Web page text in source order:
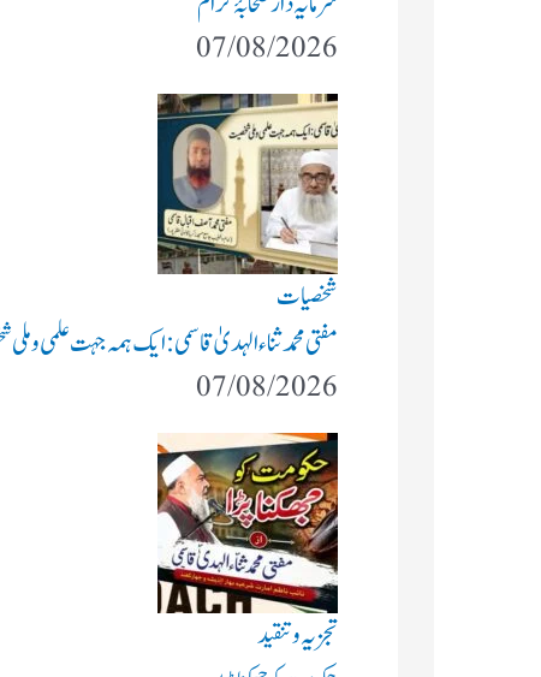
07/08/2026
شخصیات
مفتی محمد ثناء الہدیٰ قاسمی: ایک ہمہ جہت علمی و
07/08/2026
تجزیہ و تنقید